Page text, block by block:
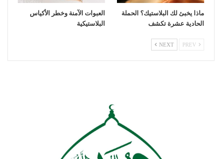
ماذا يخبئ لك البلاستيك؟ الحملة
الحادية عشرة تكشف
العبوات الآمنة وخطر الأكياس
البلاستيكية
NEXT